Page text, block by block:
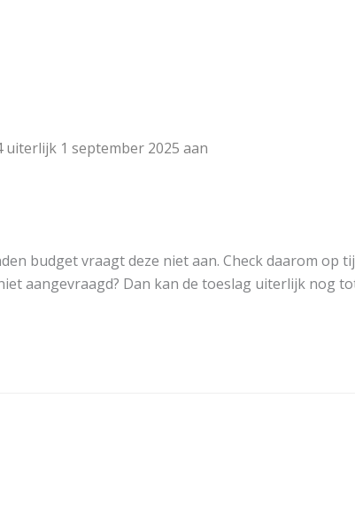
1 september 2025 aan
budget vraagt deze niet aan. Check daarom op
aangevraagd? Dan kan de toeslag uiterlijk nog